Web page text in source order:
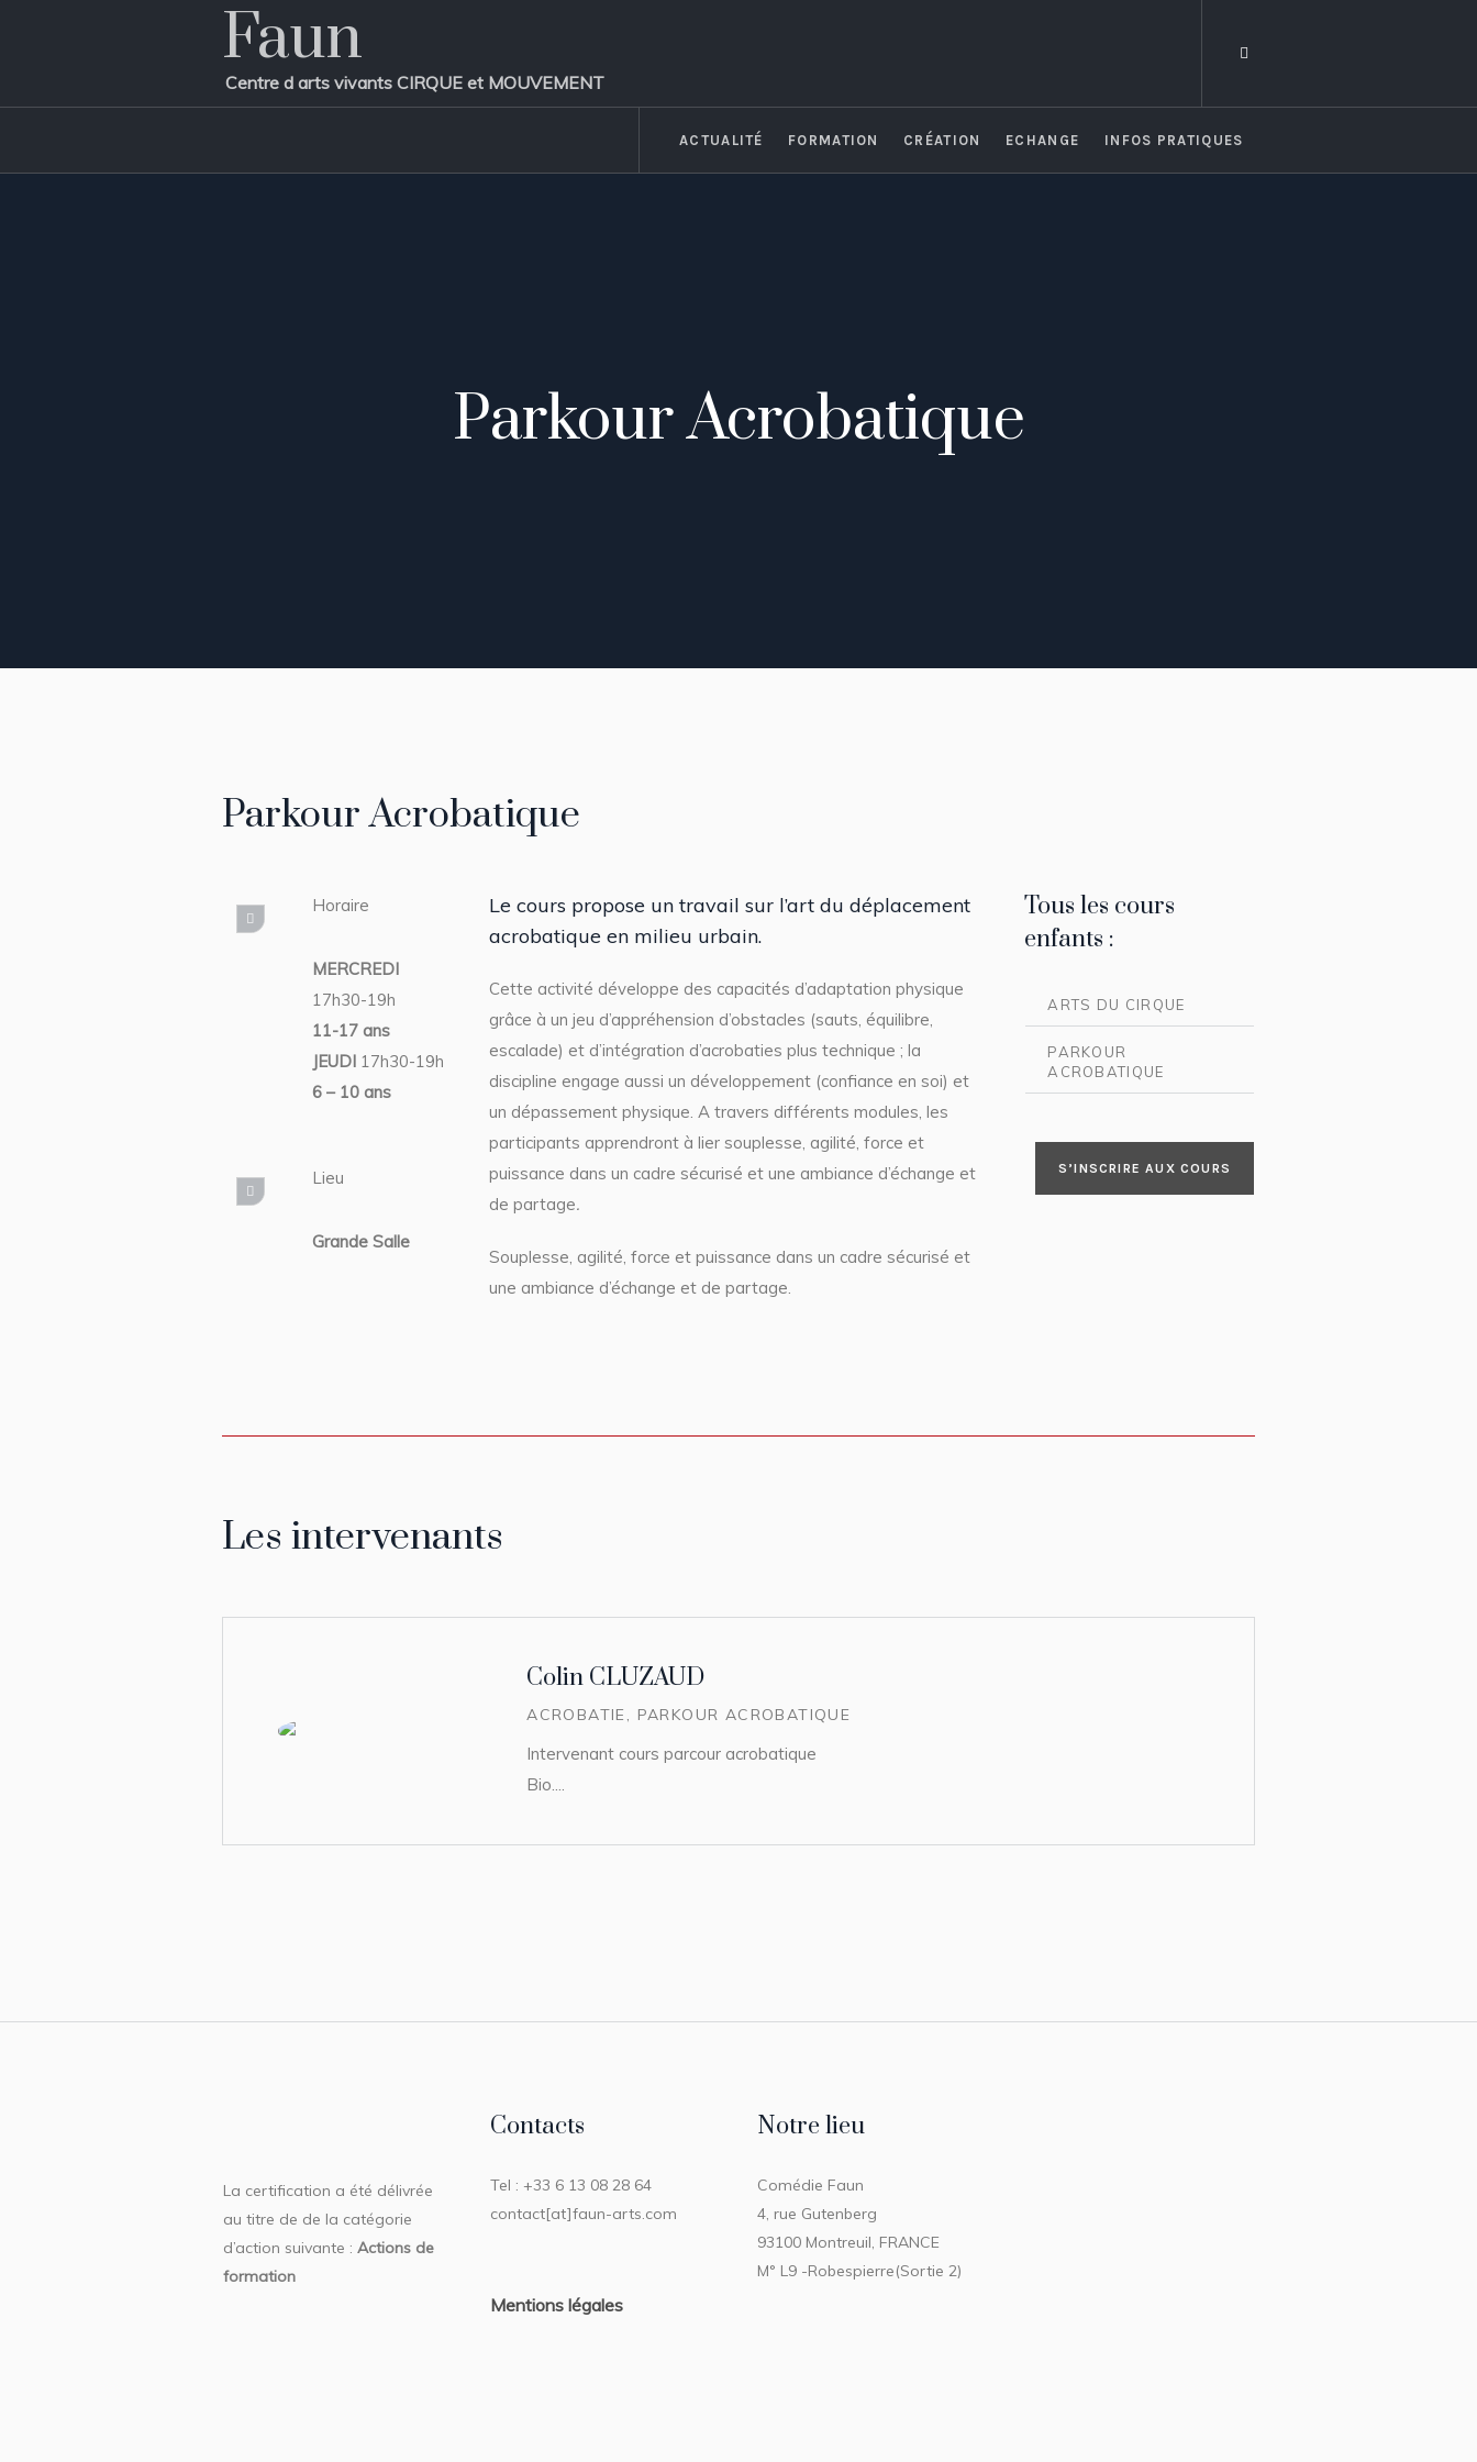
Faun
Centre d arts vivants CIRQUE et MOUVEMENT
ACTUALITÉ FORMATION CRÉATION ECHANGE INFOS PRATIQUES
Parkour Acrobatique
Parkour Acrobatique
Horaire
MERCREDI
17h30-19h
11-17 ans
JEUDI17h30-19h
6 – 10 ans
Lieu
Grande Salle
Le cours propose un travail sur l’art du déplacement
acrobatique en milieu urbain.
Cette activité développe des capacités d’adaptation physique
grâce à un jeu d’appréhension d’obstacles (sauts, équilibre,
escalade) et d’intégration d’acrobaties plus technique ; la
discipline engage aussi un développement (confiance en soi) et
un dépassement physique. A travers différents modules, les
participants apprendront à lier souplesse, agilité, force et
puissance dans un cadre sécurisé et une ambiance d’échange et
de partage.
Souplesse, agilité, force et puissance dans un cadre sécurisé et
une ambiance d’échange et de partage.
Tous les cours
enfants :
ARTS DU CIRQUE
PARKOUR
ACROBATIQUE
S’INSCRIRE AUX COURS
Les intervenants
Colin CLUZAUD
ACROBATIE, PARKOUR ACROBATIQUE
Intervenant cours parcour acrobatique
Bio....
La certification a été délivrée
au titre de de la catégorie
d’action suivante : Actions de
formation
Contacts
Tel : +33 6 13 08 28 64
contact[at]faun-arts.com
Mentions légales
Notre lieu
Comédie Faun
4, rue Gutenberg
93100 Montreuil, FRANCE
M° L9 -Robespierre(Sortie 2)